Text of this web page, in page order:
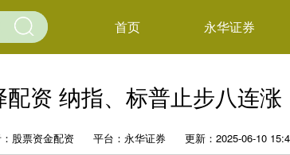
首页 永华证券
资 纳指、标普止步八连
股票资金配资 平台：永华证券 更新：2025-06-10